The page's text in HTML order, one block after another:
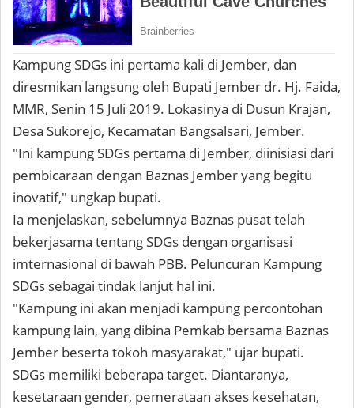
Kampung SDGs ini pertama kali di Jember, dan
diresmikan langsung oleh Bupati Jember dr. Hj. Faida,
MMR, Senin 15 Juli 2019. Lokasinya di Dusun Krajan,
Desa Sukorejo, Kecamatan Bangsalsari, Jember.
"Ini kampung SDGs pertama di Jember, diinisiasi dari
pembicaraan dengan Baznas Jember yang begitu
inovatif," ungkap bupati.
Ia menjelaskan, sebelumnya Baznas pusat telah
bekerjasama tentang SDGs dengan organisasi
imternasional di bawah PBB. Peluncuran Kampung
SDGs sebagai tindak lanjut hal ini.
"Kampung ini akan menjadi kampung percontohan
kampung lain, yang dibina Pemkab bersama Baznas
Jember beserta tokoh masyarakat," ujar bupati.
SDGs memiliki beberapa target. Diantaranya,
kesetaraan gender, pemerataan akses kesehatan,